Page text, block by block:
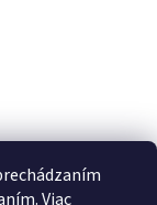
Viac